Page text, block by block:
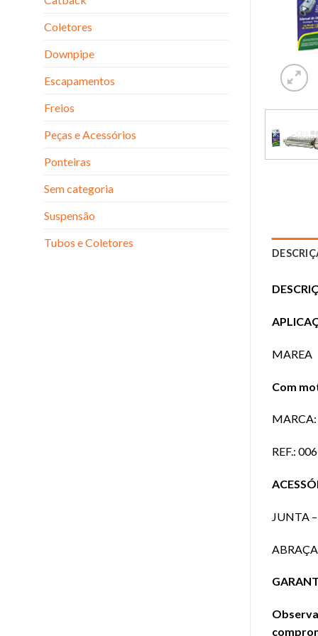
Coletores
Downpipe
Escapamentos
Freios
Peças e Acessórios
Ponteiras
Sem categoria
Suspensão
Tubos e Coletores
MAREA
Com
REF.:
JUNTA